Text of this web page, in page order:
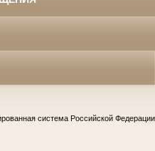
система Российской